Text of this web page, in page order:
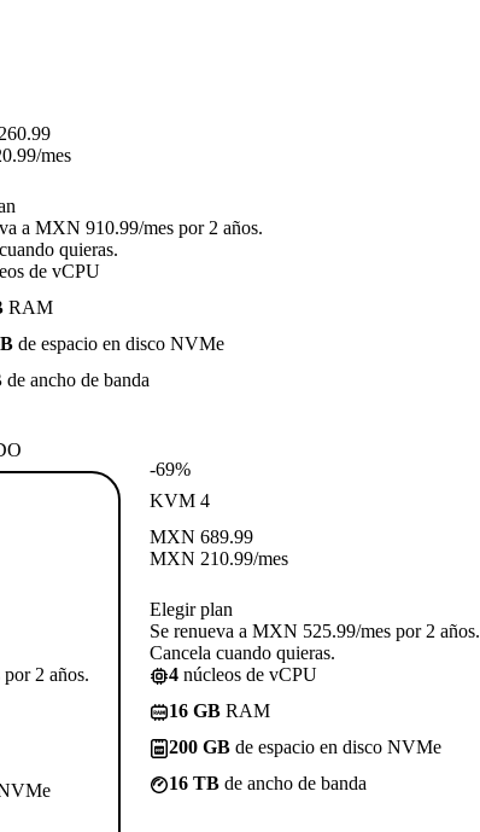
/mes
a MXN 910.99/mes por 2 años.
quieras.
de vCPU
RAM
de espacio en disco NVMe
de ancho de banda
2 años.
-69%
KVM 4
MXN 689.99
MXN 210.99/mes
Elegir plan
Se renueva a MXN 525.99/mes por 2 años.
Cancela cuando quieras.
4 núcleos de vCPU
16 GB RAM
200 GB de espacio en disco NVMe
16 TB de ancho de banda